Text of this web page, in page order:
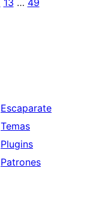
13 … 49
Escaparate
Temas
Plugins
Patrones